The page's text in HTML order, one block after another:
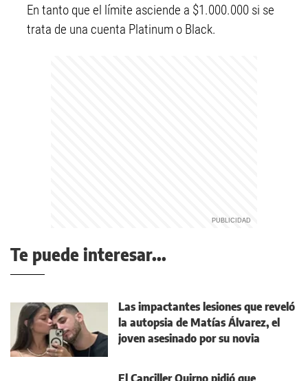
En tanto que el límite asciende a $1.000.000 si se
trata de una cuenta Platinum o Black.
Te puede interesar...
Las impactantes lesiones que reveló
la autopsia de Matías Álvarez, el
joven asesinado por su novia